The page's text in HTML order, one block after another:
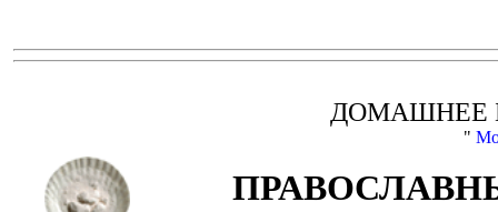
ДОМАШНЕЕ
"